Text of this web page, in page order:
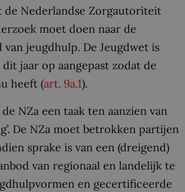
de Nederlandse Zorgautoriteit
moet doen naar de
van jeugdhulp. De Jeugdwet is
jaar op aangepast zodat de
heeft (art. 9a.1).
NZa een taak ten aanzien van
De NZa moet betrokken partijen
sprake is van een (dreigend)
van regionaal en landelijk te
en gecertificeerde